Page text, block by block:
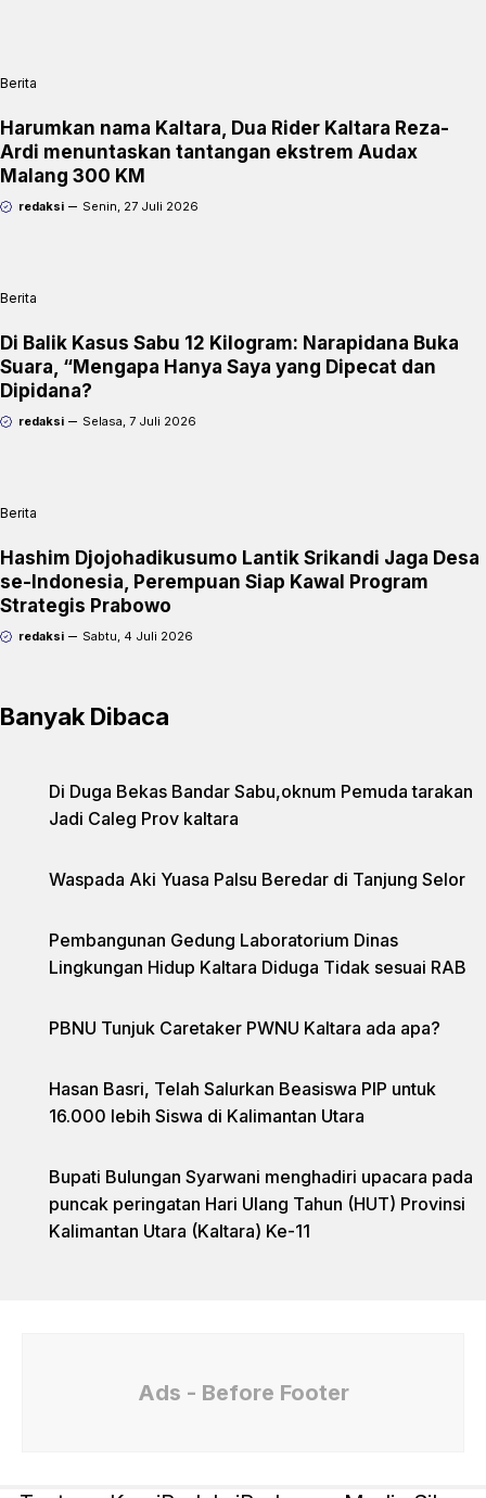
Berita
Harumkan nama Kaltara, Dua Rider Kaltara Reza-
Ardi menuntaskan tantangan ekstrem Audax
Malang 300 KM
redaksi Senin, 27 Juli 2026
Berita
Di Balik Kasus Sabu 12 Kilogram: Narapidana Buka
Suara, “Mengapa Hanya Saya yang Dipecat dan
Dipidana?
redaksi Selasa, 7 Juli 2026
Berita
Hashim Djojohadikusumo Lantik Srikandi Jaga Desa
se-Indonesia, Perempuan Siap Kawal Program
Strategis Prabowo
redaksi Sabtu, 4 Juli 2026
Banyak Dibaca
Di Duga Bekas Bandar Sabu,oknum Pemuda tarakan
Jadi Caleg Prov kaltara
Waspada Aki Yuasa Palsu Beredar di Tanjung Selor
Pembangunan Gedung Laboratorium Dinas
Lingkungan Hidup Kaltara Diduga Tidak sesuai RAB
PBNU Tunjuk Caretaker PWNU Kaltara ada apa?
Hasan Basri, Telah Salurkan Beasiswa PIP untuk
16.000 lebih Siswa di Kalimantan Utara
Bupati Bulungan Syarwani menghadiri upacara pada
puncak peringatan Hari Ulang Tahun (HUT) Provinsi
Kalimantan Utara (Kaltara) Ke-11
Ads - Before Footer